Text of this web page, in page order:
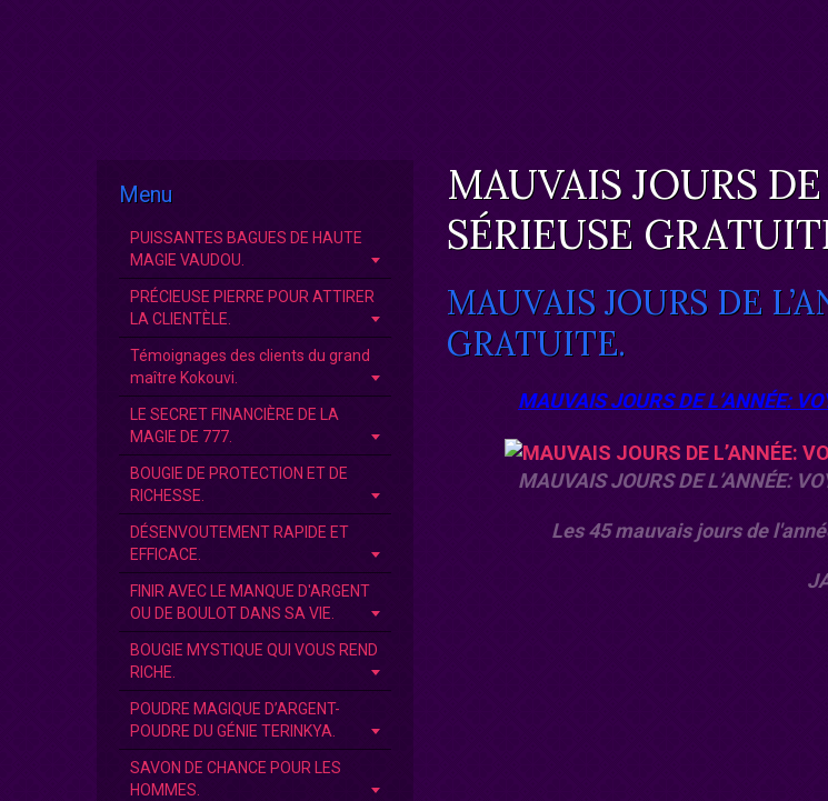
MAUVAIS JOURS
SÉRIEUSE
MAUVAIS JOURS DE
GRATUITE.
MAUVAIS JOURS DE L’ANNÉE:
MAUVAIS JOURS DE L’ANNÉE:
Les 45 mauvais jours de
Menu
PUISSANTES BAGUES DE HAUTE
MAGIE VAUDOU.
PRÉCIEUSE PIERRE POUR ATTIRER
LA CLIENTÈLE.
Témoignages des clients du grand
maître Kokouvi.
LE SECRET FINANCIÈRE DE LA
MAGIE DE 777.
BOUGIE DE PROTECTION ET DE
RICHESSE.
DÉSENVOUTEMENT RAPIDE ET
EFFICACE.
FINIR AVEC LE MANQUE D'ARGENT
OU DE BOULOT DANS SA VIE.
BOUGIE MYSTIQUE QUI VOUS REND
RICHE.
POUDRE MAGIQUE D’ARGENT-
POUDRE DU GÉNIE TERINKYA.
SAVON DE CHANCE POUR LES
HOMMES.